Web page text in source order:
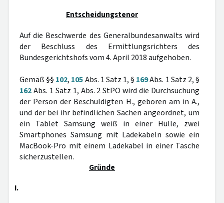
Entscheidungstenor
Auf die Beschwerde des Generalbundesanwalts wird
der Beschluss des Ermittlungsrichters des
Bundesgerichtshofs vom 4. April 2018 aufgehoben.
Gemäß §§ 102, 105Abs. 1 Satz 1, § 169Abs. 1 Satz 2, §
162Abs. 1 Satz 1, Abs. 2 StPO wird die Durchsuchung
der Person der Beschuldigten H., geboren am in A.,
und der bei ihr befindlichen Sachen angeordnet, um
ein Tablet Samsung weiß in einer Hülle, zwei
Smartphones Samsung mit Ladekabeln sowie ein
MacBook-Pro mit einem Ladekabel in einer Tasche
sicherzustellen.
Gründe
I.